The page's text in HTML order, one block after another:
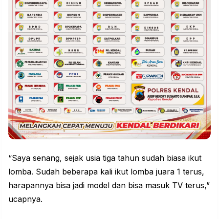
“Saya senang, sejak usia tiga tahun sudah biasa ikut
lomba. Sudah beberapa kali ikut lomba juara 1 terus,
harapannya bisa jadi model dan bisa masuk TV terus,”
ucapnya.